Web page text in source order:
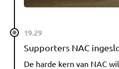
19.29
Supporters NAC
De harde kern van NAC